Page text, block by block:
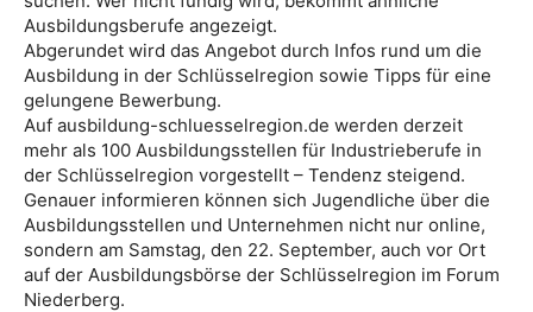
Ausbildungsberufe angezeigt.
Abgerundet wird das Angebot durch Infos rund um die
Ausbildung in der Schlüsselregion sowie Tipps für eine
gelungene Bewerbung.
Auf ausbildung-schluesselregion.de werden derzeit
mehr als 100 Ausbildungsstellen für Industrieberufe in
der Schlüsselregion vorgestellt – Tendenz steigend.
Genauer informieren können sich Jugendliche über die
Ausbildungsstellen und Unternehmen nicht nur online,
sondern am Samstag, den 22. September, auch vor Ort
auf der Ausbildungsbörse der Schlüsselregion im Forum
Niederberg.